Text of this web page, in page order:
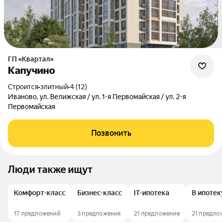
ГП «Квартал»
Капучино
Строится•элитный•4 (12)
Иваново, ул. Велижская / ул. 1-я Первомайская / ул. 2-я
Первомайская
Позвонить
Люди также ищут
Комфорт-класс
17 предложений
Бизнес-класс
3 предложения
IT-ипотека
21 предложение
В
21